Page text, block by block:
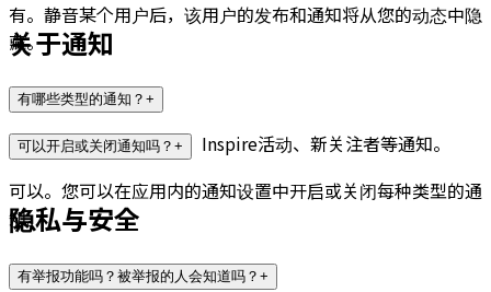
有。静音某个用户后，该用户的发布和通知将从您的动态中隐
藏。
关于通知
有哪些类型的通知？ +
有新主题、点赞、评论、Inspire活动、新关注者等通知。
可以开启或关闭通知吗？ +
可以。您可以在应用内的通知设置中开启或关闭每种类型的通
知。
隐私与安全
有举报功能吗？被举报的人会知道吗？ +